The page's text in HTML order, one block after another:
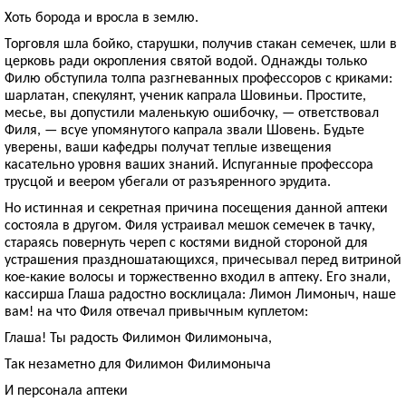
Хоть борода и вросла в землю.
Торговля шла бойко, старушки, получив стакан семечек, шли в
церковь ради окропления святой водой. Однажды только
Филю обступила толпа разгневанных профессоров с криками:
шарлатан, спекулянт, ученик капрала Шовиньи. Простите,
месье, вы допустили маленькую ошибочку, — ответствовал
Филя, — всуе упомянутого капрала звали Шовень. Будьте
уверены, ваши кафедры получат теплые извещения
касательно уровня ваших знаний. Испуганные профессора
трусцой и веером убегали от разъяренного эрудита.
Но истинная и секретная причина посещения данной аптеки
состояла в другом. Филя устраивал мешок семечек в тачку,
стараясь повернуть череп с костями видной стороной для
устрашения праздношатающихся, причесывал перед витриной
кое-какие волосы и торжественно входил в аптеку. Его знали,
кассирша Глаша радостно восклицала: Лимон Лимоныч, наше
вам! на что Филя отвечал привычным куплетом:
Глаша! Ты радость Филимон Филимоныча,
Так незаметно для Филимон Филимоныча
И персонала аптеки